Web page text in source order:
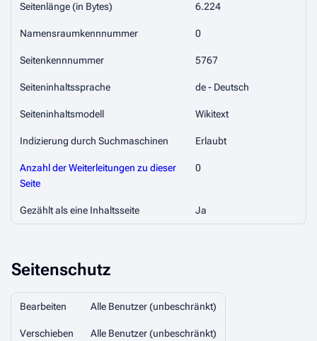
Seitenlänge (in Bytes) 6.224
Namensraumkennnummer 0
Seitenkennnummer 5767
Seiteninhaltssprache de - Deutsch
Seiteninhaltsmodell Wikitext
Indizierung durch Suchmaschinen Erlaubt
Anzahl der Weiterleitungen zu dieser
Seite
0
Gezählt als eine Inhaltsseite Ja
Seitenschutz
Bearbeiten Alle Benutzer (unbeschränkt)
Verschieben Alle Benutzer (unbeschränkt)